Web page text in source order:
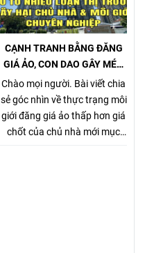
CẠNH TRANH BẰNG ĐĂNG
GIÁ ẢO, CON DAO GÂY MÉO
MÓ THỊ TRƯỜNG, GÂY HẠI
CHỦ NHÀ VÀ NHÀ MÔI GIỚI
CHÂN CHÍNH
Chào mọi người. Bài viết chia
sẻ góc nhìn về thực trạng môi
giới đăng giá ảo thấp hơn giá
chốt của chủ nhà mới mục